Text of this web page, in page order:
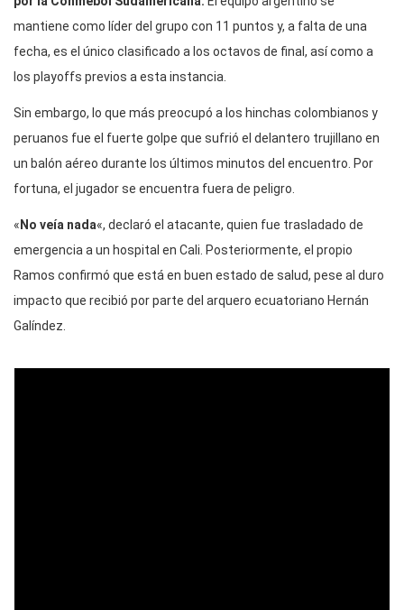
mantiene como líder del grupo con 11 puntos y, a falta de una
fecha, es el único clasificado a los octavos de final, así como a
los playoffs previos a esta instancia.
Sin embargo, lo que más preocupó a los hinchas colombianos y
peruanos fue el fuerte golpe que sufrió el delantero trujillano en
un balón aéreo durante los últimos minutos del encuentro. Por
fortuna, el jugador se encuentra fuera de peligro.
«No veía nada«, declaró el atacante, quien fue trasladado de
emergencia a un hospital en Cali. Posteriormente, el propio
Ramos confirmó que está en buen estado de salud, pese al duro
impacto que recibió por parte del arquero ecuatoriano Hernán
Galíndez.